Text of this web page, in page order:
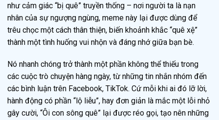
như cảm giác “bị quê” truyền thống – nơi người ta là nạn
nhân của sự ngượng ngùng, meme này lại được dùng để
trêu chọc một cách thân thiện, biến khoảnh khắc “quê xệ”
thành một tình huống vui nhộn và đáng nhớ giữa bạn bè.
Nó nhanh chóng trở thành một phần không thể thiếu trong
các cuộc trò chuyện hàng ngày, từ những tin nhắn nhóm đến
các bình luận trên Facebook, TikTok. Cứ mỗi khi ai đó lỡ lời,
hành động có phần “lộ liễu”, hay đơn giản là mắc một lỗi nhỏ
gây cười, “Ôi con sông quê” lại được réo gọi, tạo nên những